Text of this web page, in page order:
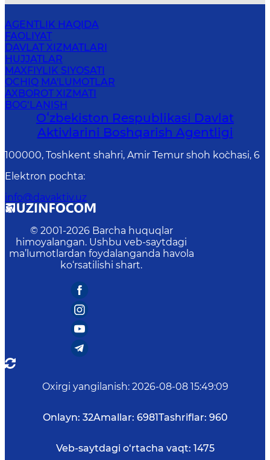
AGENTLIK HAQIDA
FAOLIYAT
DAVLAT XIZMATLARI
HUJJATLAR
MAXFIYLIK SIYOSATI
OCHIQ MA'LUMOTLAR
AXBOROT XIZMATI
BOG‘LANISH
Oʻzbekiston Respublikasi Davlat
Aktivlarini Boshqarish Agentligi
100000, Toshkent shahri, Amir Temur shoh ko`chasi, 6
Elektron pochta:
info@davaktiv.uz
© 2001-2026 Barcha huquqlar
himoyalangan. Ushbu veb-saytdagi
ma’lumotlardan foydalanganda havola
ko‘rsatilishi shart.
Oxirgi yangilanish: 2026-08-08 15:49:09
Onlayn: 32Amallar: 6981Tashriflar: 960
Veb-saytdagi o‘rtacha vaqt: 1475